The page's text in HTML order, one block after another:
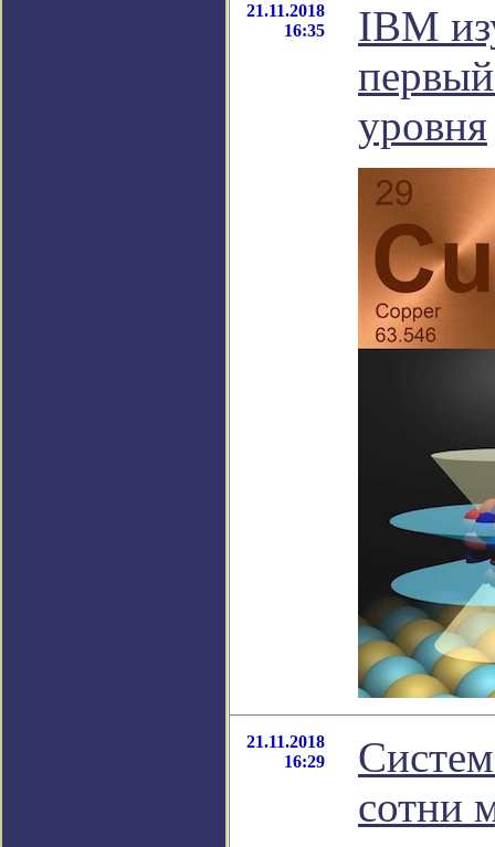
21.11.2018
16:35
IBM
уровня
21.11.2018
16:29
сотни